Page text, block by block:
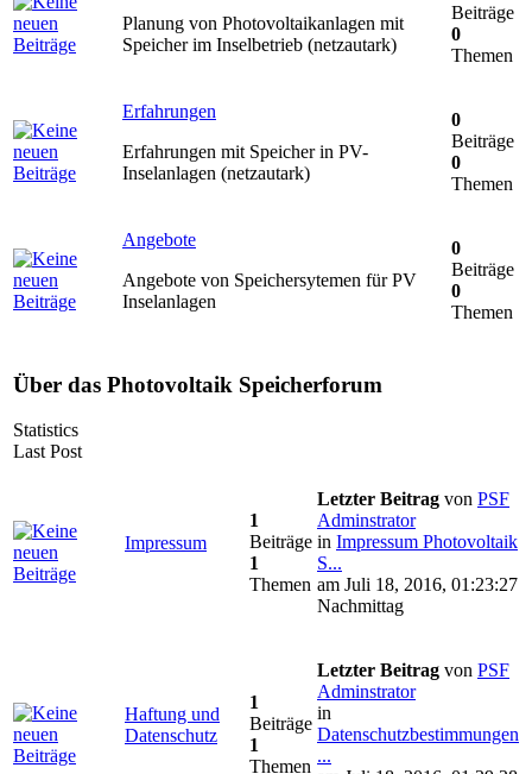
Planung von Photovoltaikanlagen mit
Speicher im Inselbetrieb (netzautark)
Beiträge
0
Themen
Erfahrungen
Erfahrungen mit Speicher in PV-
Inselanlagen (netzautark)
0
Beiträge
0
Themen
Angebote
Angebote von Speichersytemen für PV
Inselanlagen
0
Beiträge
0
Themen
Über das Photovoltaik Speicherforum
Statistics
Last Post
Impressum
1
Beiträge
1
Themen
Letzter Beitrag von PSF
Adminstrator
in Impressum Photovoltaik
S...
am Juli 18, 2016, 01:23:27
Nachmittag
Haftung und
Datenschutz
1
Beiträge
1
Themen
Letzter Beitrag von PSF
Adminstrator
in
Datenschutzbestimmungen
...